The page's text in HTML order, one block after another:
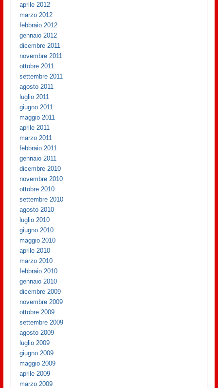
aprile 2012
marzo 2012
febbraio 2012
gennaio 2012
dicembre 2011
novembre 2011
ottobre 2011
settembre 2011
agosto 2011
luglio 2011
giugno 2011
maggio 2011
aprile 2011
marzo 2011
febbraio 2011
gennaio 2011
dicembre 2010
novembre 2010
ottobre 2010
settembre 2010
agosto 2010
luglio 2010
giugno 2010
maggio 2010
aprile 2010
marzo 2010
febbraio 2010
gennaio 2010
dicembre 2009
novembre 2009
ottobre 2009
settembre 2009
agosto 2009
luglio 2009
giugno 2009
maggio 2009
aprile 2009
marzo 2009